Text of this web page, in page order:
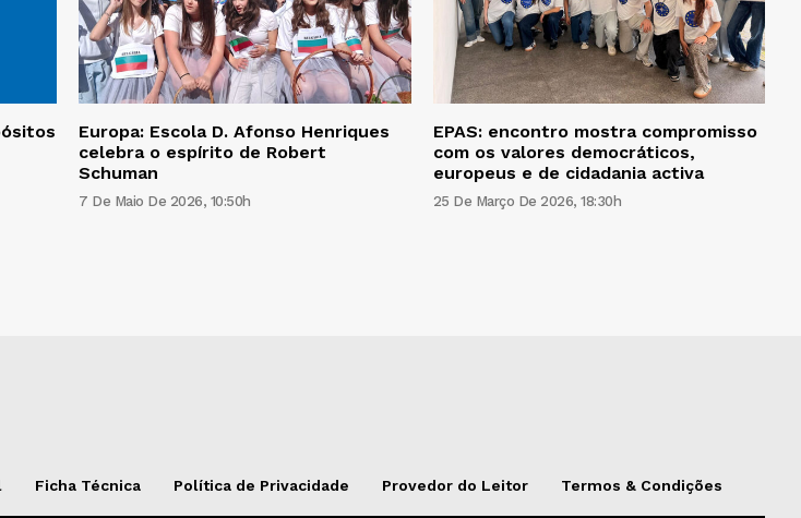
Europa: Escola D. Afonso Henriques
celebra o espírito de Robert
Schuman
7 De Maio De 2026, 10:50h
EPAS: encontro mostra compromisso
com os valores democráticos,
europeus e de cidadania activa
25 De Março De 2026, 18:30h
Ficha Técnica Política de Privacidade Provedor do Leitor Termos & Condições